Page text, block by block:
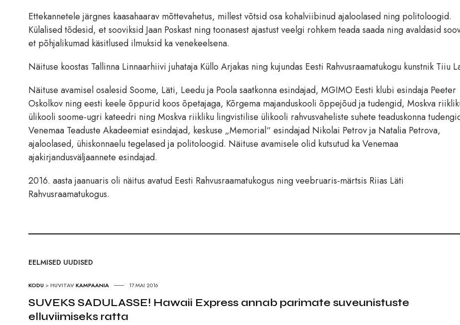
Ettekannetele järgnes kaasahaarav mõttevahetus, millest võtsid osa kohalviibinud ajaloolased ning politoloogid.
Külalised tõdesid, et sooviksid Jaan Poskast ning toonasest ajastust veelgi rohkem teada saada ning avaldasid
et põhjalikumad käsitlused ilmuksid ka venekeelsena.
Näituse koostas Tallinna Linnaarhiivi juhataja Küllo Arjakas ning kujundas Eesti Rahvusraamatukogu kunstnik Tiiu
Näituse avamisel osalesid Soome, Läti, Leedu ja Poola saatkonna esindajad, MGIMO Eesti klubi esindaja Peeter
Oskolkov ning eesti keele õppurid koos õpetajaga, Kõrgema majanduskooli õppejõud ja tudengid, Moskva
ülikooli soome-ugri kateedri ning Moskva riikliku lingvistilise ülikooli rahvusvaheliste suhete teaduskonna
Venemaa Teaduste Akadeemiat esindajad, keskuse „Memorial“ esindajad Nikolai Petrov ja Natalia Petrova,
ajaloolased, ühiskonnaelu tegelased ja politoloogid. Näituse avamisele olid kutsutud ka Venemaa
ajakirjandusväljaannete esindajad.
2016. aasta jaanuaris oli näitus avatud Eesti Rahvusraamatukogus ning veebruaris-märtsis Riias Läti
Rahvusraamatukogus.
EELMISED UUDISED
KODU >HUVITAVKAMPAANIA 17.MAI 2016
SUVEKS SADULASSE! Hawaii Express annab parimate suveunistuste
elluviimiseks ratta